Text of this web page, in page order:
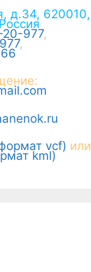
д.34, 620010,
Россия
977,
,
vcf) или
kml)